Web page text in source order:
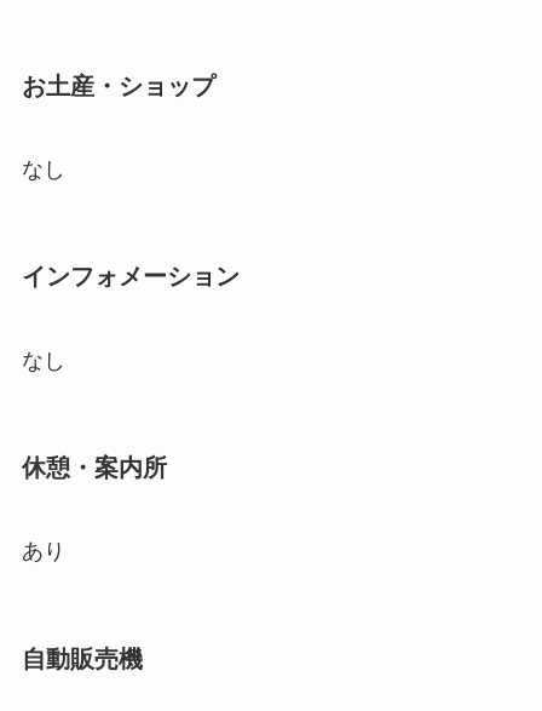
お土産・ショップ
なし
インフォメーション
なし
休憩・案内所
あり
自動販売機